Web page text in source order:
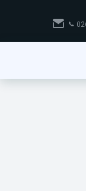
📞